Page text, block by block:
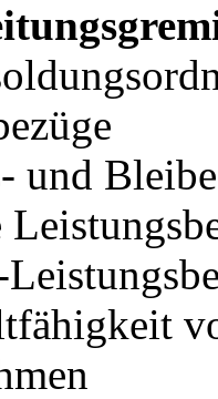
und